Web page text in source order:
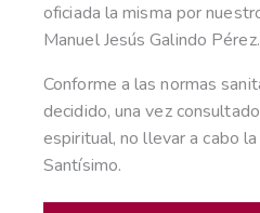
oficiada la misma por
Manuel Jesús Galindo Pérez.
Conforme a las normas
decidido, una vez
espiritual, no llevar a cabo
Santísimo.